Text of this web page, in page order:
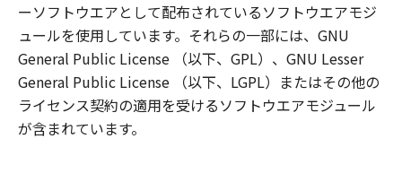
ーソフトウエアとして配布されているソフトウエアモジ
ュールを使用しています。それらの一部には、GNU
General Public License （以下、GPL）、GNU Lesser
General Public License （以下、LGPL）またはその他の
ライセンス契約の適用を受けるソフトウエアモジュール
が含まれています。